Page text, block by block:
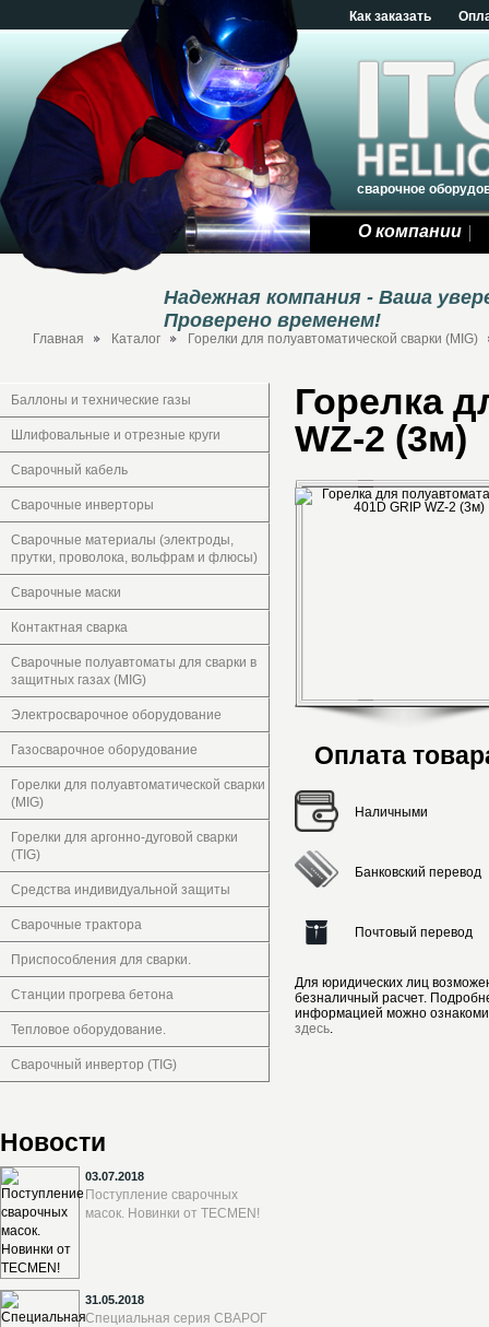
Как заказать
сварочное
О компании
Надежная компания - Ваша
Проверено временем!
Главная Каталог Горелки для полуавтоматической сварки (MIG)
Баллоны и технические газы
Шлифовальные и отрезные круги
Сварочный кабель
Сварочные инверторы
Сварочные материалы (электроды,
прутки, проволока, вольфрам и флюсы)
Сварочные маски
Контактная сварка
Сварочные полуавтоматы для сварки в
защитных газах (MIG)
Электросварочное оборудование
Газосварочное оборудование
Горелки для полуавтоматической сварки
(MIG)
Горелки для аргонно-дуговой сварки
(TIG)
Средства индивидуальной защиты
Сварочные трактора
Приспособления для сварки.
Станции прогрева бетона
Тепловое оборудование.
Сварочный инвертор (TIG)
Новости
03.07.2018
Поступление сварочных
масок. Новинки от TECMEN!
31.05.2018
Специальная серия СВАРОГ
Горелка
WZ-2 (3м)
Оплата
Наличными
Банковский перевод
Почтовый перевод
Для юридических лиц
безналичный расчет.
информацией можно
здесь.